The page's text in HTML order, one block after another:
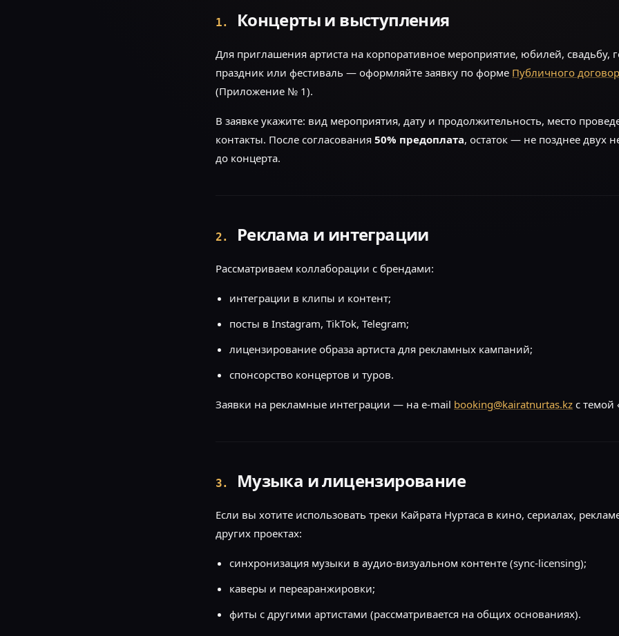
1. Концерты и выступления
Для приглашения артиста на корпоративное мероприятие, юбилей, свадьбу,
праздник или фестиваль — оформляйте заявку по форме Публичного
(Приложение № 1).
В заявке укажите: вид мероприятия, дату и продолжительность, место
контакты. После согласования 50% предоплата, остаток — не позднее двух
до концерта.
2. Реклама и интеграции
Рассматриваем коллаборации с брендами:
интеграции в клипы и контент;
посты в Instagram, TikTok, Telegram;
лицензирование образа артиста для рекламных кампаний;
спонсорство концертов и туров.
Заявки на рекламные интеграции — на e-mail booking@kairatnurtas.kz с темой
3. Музыка и лицензирование
Если вы хотите использовать треки Кайрата Нуртаса в кино, сериалах,
других проектах:
синхронизация музыки в аудио-визуальном контенте (sync-licensing);
каверы и переаранжировки;
фиты с другими артистами (рассматривается на общих основаниях).